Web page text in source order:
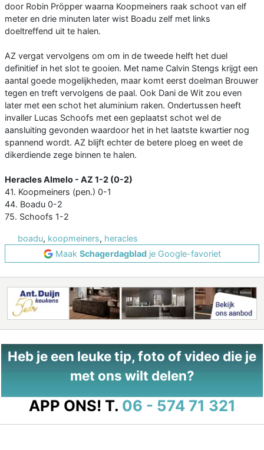
door Robin Pröpper waarna Koopmeiners raak schoot van elf
meter en drie minuten later wist Boadu zelf met links
doeltreffend uit te halen.
AZ vergat vervolgens om om in de tweede helft het duel
definitief in het slot te gooien. Met name Calvin Stengs krijgt een
aantal goede mogelijkheden, maar komt eerst doelman Brouwer
tegen en treft vervolgens de paal. Ook Dani de Wit zou even
later met een schot het aluminium raken. Ondertussen heeft
invaller Lucas Schoofs met een geplaatst schot wel de
aansluiting gevonden waardoor het in het laatste kwartier nog
spannend wordt. AZ blijft echter de betere ploeg en weet de
dikerdiende zege binnen te halen.
Heracles Almelo - AZ 1-2 (0-2)
41. Koopmeiners (pen.) 0-1
44. Boadu 0-2
75. Schoofs 1-2
boadu, koopmeiners, heracles
Maak Schagerdagbladje Google-favoriet
Heb je een leuke tip, foto of video die je
met ons wilt delen?
APP ONS! T. 06 - 574 71 321